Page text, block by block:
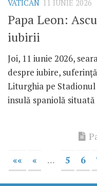
VATICAN 11 IUNIE 2026
Papa Leon:
iubirii
Joi, 11 iunie 2026,
despre iubire,
Liturghia pe Stadionul
insulă spaniolă
«« « ... 5 6